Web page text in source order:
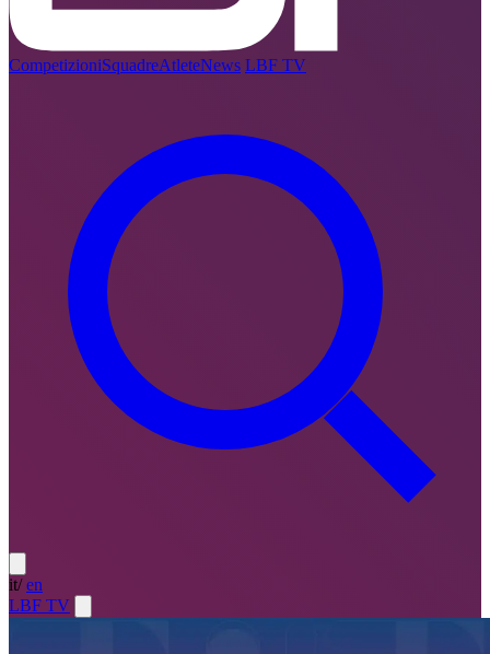
CompetizioniSquadreAtleteNews LBF TV
it/ en
LBF TV